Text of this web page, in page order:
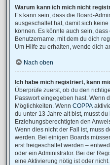
Warum kann ich mich nicht
Es kann sein, dass die Board-
ausgeschaltet hat, damit sich
können. Es könnte auch sein,
Benutzername, mit dem du dich
Um Hilfe zu erhalten, wende dich
Nach oben
Ich habe mich registriert, kann
Überprüfe zuerst, ob du den
Passwort eingegeben hast. Wenn
Möglichkeiten. Wenn COPPA
du unter 13 Jahre alt bist, musst
Erziehungsberechtigten den
Wenn dies nicht der Fall ist, muss
werden. Bei einigen Boards
erst freigeschaltet werden –
oder ein Administrator. Bei der
eine Aktivierung nötig ist oder